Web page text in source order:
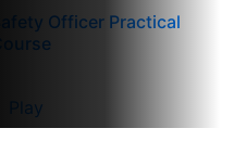
Safety Officer Practical
Course
Play